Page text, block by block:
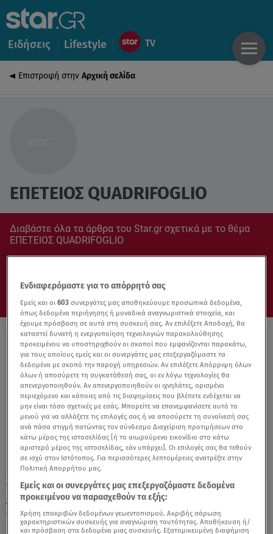
Ειδήσεις Lifestyle
Επιστροφή στην Αρχική σελίδα
ΕΠΕΤΕΙΟΣ QUADRIFOGLIO
Διαβάστε όλα τα άρθρα του Star.gr σχετικά με το θέμα
ΕΠΕΤΕΙΟΣ QUADRIFOGLIO
24.02.23, 09:00
Alfa Romeο: Γιορτάζει τις επετείους δύο
θρυλικών ονομάτων
Ενδιαφερόμαστε για το απόρρητό σας
Εμείς και οι603 συνεργάτες μας αποθηκεύουμε προσωπικά δεδομένα,
όπως δεδομένα περιήγησης ή μοναδικά αναγνωριστικά στοιχεία, και
έχουμε πρόσβαση σε αυτά στη συσκευή σας. Αν επιλέξετε Αποδοχή, θα
καταστεί δυνατή η ενεργοποίηση τεχνολογιών παρακολούθησης
προκειμένου να υποστηριχθούν οι σκοποί που εμφανίζονται παρακάτω,
για τους οποίους εμείς και οι συνεργάτες μας επεξεργαζόμαστε τα
δεδομένα με σκοπό την παροχή υπηρεσιών. Αν επιλέξετε Απόρριψη όλων
όλων ή αποσύρετε τη συγκατάθεσή σας, οι εν λόγω τεχνολογίες θα
απενεργοποιηθούν. Αν απενεργοποιηθούν οι ιχνηλάτες, ορισμένο
περιεχόμενο και κάποιες από τις διαφημίσεις που βλέπετε ενδέχεται να
μην είναι τόσο σχετικές με εσάς. Μπορείτε να επανεμφανίσετε αυτό το
μενού για να αλλάξετε τις επιλογές σας ή να αποσύρετε τη συναίνεσή σας
ανά πάσα στιγμή πατώντας τον σύνδεσμο Διαχείριση προτιμήσεων στο
κάτω μέρος της ιστοσελίδας [ή το αιωρούμενο εικονίδιο στο κάτω
αριστερό μέρος της ιστοσελίδας, εάν υπάρχει]. Οι επιλογές σας θα τεθούν
σε ισχύ στον Ιστότοπος. Για περισσότερες λεπτομέρειες ανατρέξτε στην
Πολιτική Απορρήτου μας.
Εμείς και οι συνεργάτες μας επεξεργαζόμαστε δεδομένα
προκειμένου να παρασχεθούν τα εξής:
Χρήση επακριβών δεδομένων γεωεντοπισμού. Ακριβής σάρωση
χαρακτηριστικών συσκευής για αναγνώριση ταυτότητας. Αποθήκευση ή/
και πρόσβαση στα δεδομένα μιας συσκευής. Εξατομικευμένη διαφήμιση